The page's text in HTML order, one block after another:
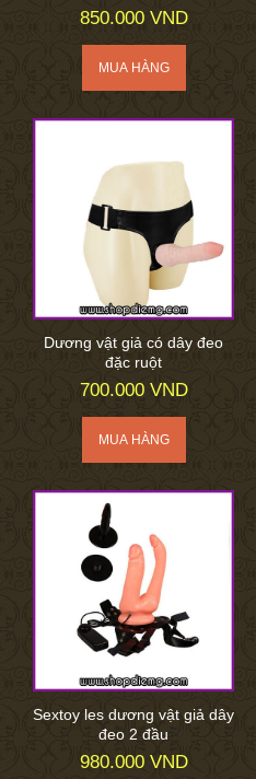
850.000 VND
Dương vật giả có dây đeo
đặc ruột
700.000 VND
Sextoy les dương vật giả dây
đeo 2 đầu
980.000 VND